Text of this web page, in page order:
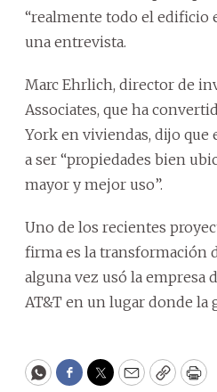
“realmente todo el edificio
una entrevista.
Marc Ehrlich, director de
Associates, que ha
York en viviendas, dijo que
a ser “propiedades bien
mayor y mejor uso”.
Uno de los recientes
firma es la transformación
alguna vez usó la empresa
AT&T en un lugar donde la
WhatsApp
Facebook
Twitter
EmailCopy